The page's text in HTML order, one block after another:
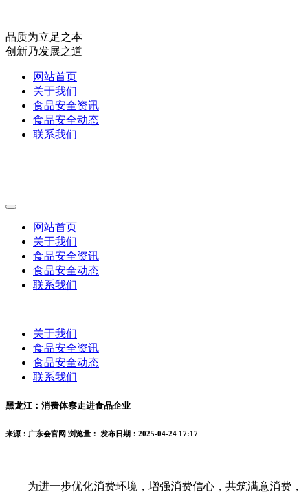
品质为立足之本
创新乃发展之道
网站首页
关于我们
食品安全资讯
食品安全动态
联系我们
网站首页
关于我们
食品安全资讯
食品安全动态
联系我们
关于我们
食品安全资讯
食品安全动态
联系我们
黑龙江：消费体察走进食品企业
来源：广东会官网 浏览量： 发布日期：2025-04-24 17:17
为进一步优化消费环境，增强消费信心，共筑满意消费，